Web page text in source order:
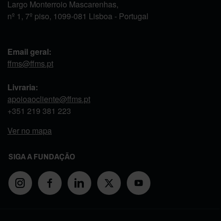
Largo Monterroio Mascarenhas,
nº 1, 7º piso, 1099-081 Lisboa - Portugal
Email geral:
ffms@ffms.pt
Livraria:
apoioaocliente@ffms.pt
+351 219 381 223
Ver no mapa
SIGA A FUNDAÇÃO